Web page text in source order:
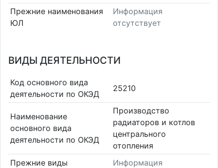
Прежние наименования
ЮЛ
Информация
отсутствует
ВИДЫ ДЕЯТЕЛЬНОСТИ
Код основного вида
деятельности по ОКЭД
25210
Наименование
основного вида
деятельности по ОКЭД
Производство
радиаторов и котлов
центрального
отопления
Прежние виды
Информация